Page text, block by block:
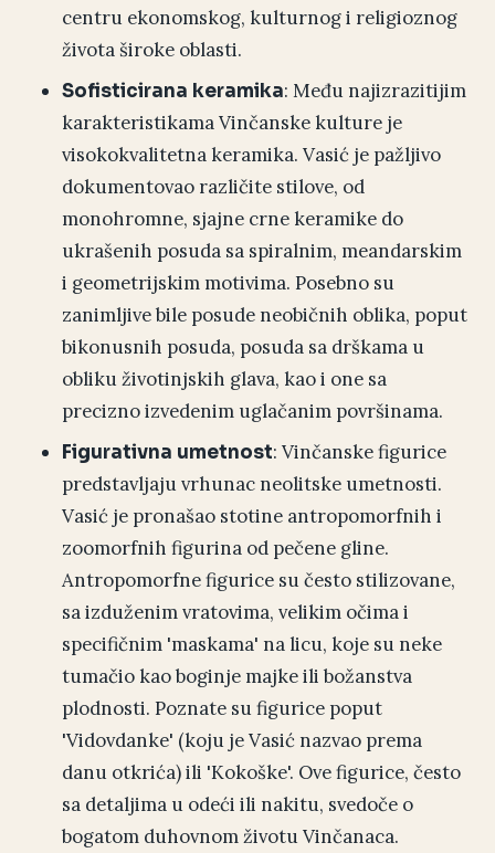
centru ekonomskog, kulturnog i religioznog
života široke oblasti.
Sofisticirana keramika: Među najizrazitijim
karakteristikama Vinčanske kulture je
visokokvalitetna keramika. Vasić je pažljivo
dokumentovao različite stilove, od
monohromne, sjajne crne keramike do
ukrašenih posuda sa spiralnim, meandarskim
i geometrijskim motivima. Posebno su
zanimljive bile posude neobičnih oblika, poput
bikonusnih posuda, posuda sa drškama u
obliku životinjskih glava, kao i one sa
precizno izvedenim uglačanim površinama.
Figurativna umetnost: Vinčanske figurice
predstavljaju vrhunac neolitske umetnosti.
Vasić je pronašao stotine antropomorfnih i
zoomorfnih figurina od pečene gline.
Antropomorfne figurice su često stilizovane,
sa izduženim vratovima, velikim očima i
specifičnim 'maskama' na licu, koje su neke
tumačio kao boginje majke ili božanstva
plodnosti. Poznate su figurice poput
'Vidovdanke' (koju je Vasić nazvao prema
danu otkrića) ili 'Kokoške'. Ove figurice, često
sa detaljima u odeći ili nakitu, svedoče o
bogatom duhovnom životu Vinčanaca.